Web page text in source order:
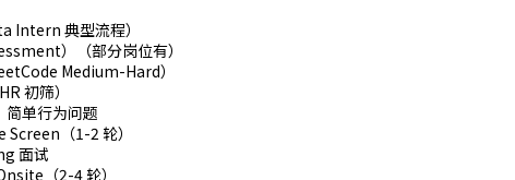
Intern 典型流程）
）（部分岗位有）
Medium-Hard）
初筛）
简单行为问题
（1-2 轮）
面试
（2-4 轮）